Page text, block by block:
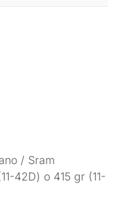
/ Sram
42D) o 415 gr (11-